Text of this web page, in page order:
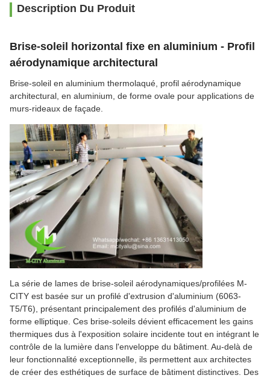
Description Du Produit
Brise-soleil horizontal fixe en aluminium - Profil
aérodynamique architectural
Brise-soleil en aluminium thermolaqué, profil aérodynamique
architectural, en aluminium, de forme ovale pour applications de
murs-rideaux de façade.
La série de lames de brise-soleil aérodynamiques/profilées M-
CITY est basée sur un profilé d'extrusion d'aluminium (6063-
T5/T6), présentant principalement des profilés d'aluminium de
forme elliptique. Ces brise-soleils dévient efficacement les gains
thermiques dus à l'exposition solaire incidente tout en intégrant le
contrôle de la lumière dans l'enveloppe du bâtiment. Au-delà de
leur fonctionnalité exceptionnelle, ils permettent aux architectes
de créer des esthétiques de surface de bâtiment distinctives. Des